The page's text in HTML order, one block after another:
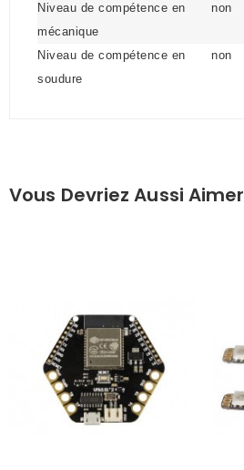
Niveau de compétence en
mécanique
non
Niveau de compétence en
soudure
non
Vous Devriez Aussi Aimer